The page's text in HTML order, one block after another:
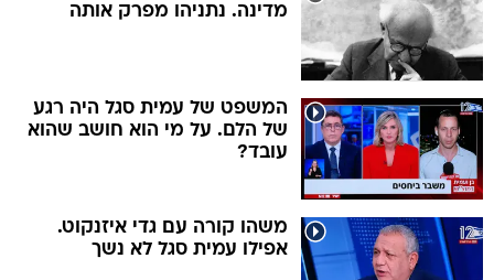
מדינה. נתניהו מפרק אותה
המשפט של עמית סגל היה רגע
של הלם. על מי הוא חושב שהוא
עובד?
משהו קורה עם גדי איזנקוט.
אפילו עמית סגל לא נשך